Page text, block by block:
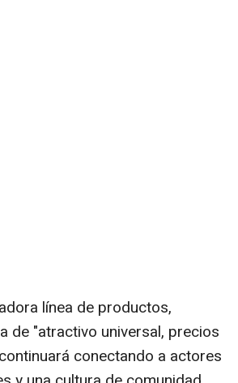
línea de productos,
de "atractivo universal, precios
conectando a actores